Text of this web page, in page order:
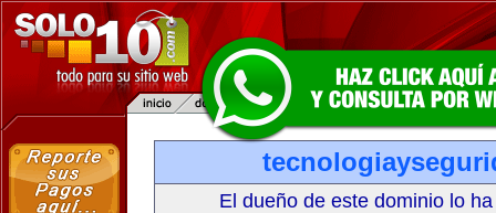
El dueño de este dominio lo